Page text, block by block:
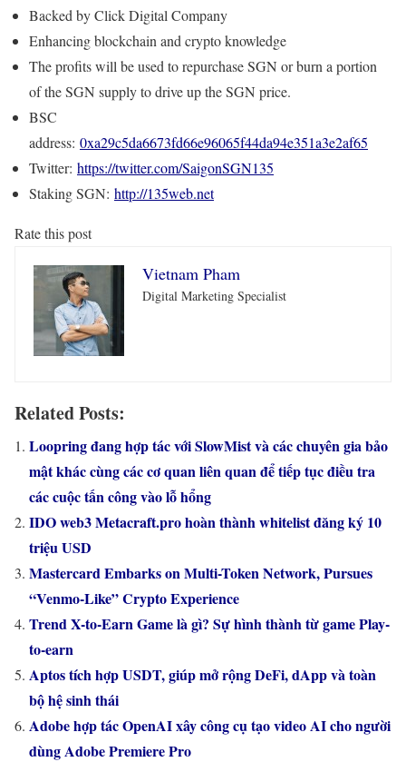
Backed by Click Digital Company
Enhancing blockchain and crypto knowledge
The profits will be used to repurchase SGN or burn a portion
of the SGN supply to drive up the SGN price.
BSC
address: 0xa29c5da6673fd66e96065f44da94e351a3e2af65
Twitter: https://twitter.com/SaigonSGN135
Staking SGN: http://135web.net
Rate this post
Vietnam Pham
Digital Marketing Specialist
Related Posts:
Loopring đang hợp tác với SlowMist và các chuyên gia bảo
mật khác cùng các cơ quan liên quan để tiếp tục điều tra
các cuộc tấn công vào lỗ hổng
IDO web3 Metacraft.pro hoàn thành whitelist đăng ký 10
triệu USD
Mastercard Embarks on Multi-Token Network, Pursues
“Venmo-Like” Crypto Experience
Trend X-to-Earn Game là gì? Sự hình thành từ game Play-
to-earn
Aptos tích hợp USDT, giúp mở rộng DeFi, dApp và toàn
bộ hệ sinh thái
Adobe hợp tác OpenAI xây công cụ tạo video AI cho người
dùng Adobe Premiere Pro